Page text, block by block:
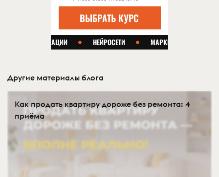
Другие материалы блога
Как продать квартиру дороже без ремонта: 4
приёма